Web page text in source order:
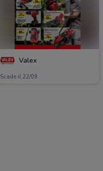
Valex
Scade il 22/09